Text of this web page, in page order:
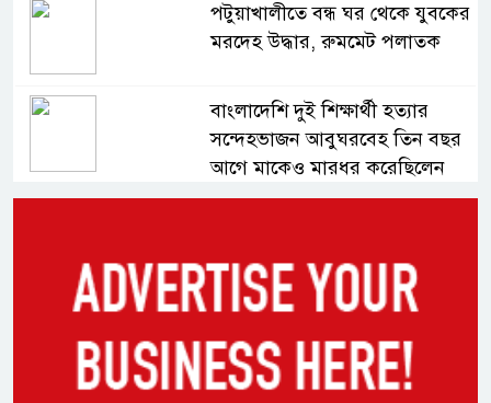
পটুয়াখালীতে বন্ধ ঘর থেকে যুবকের
মরদেহ উদ্ধার, রুমমেট পলাতক
বাংলাদেশি দুই শিক্ষার্থী হত্যার
সন্দেহভাজন আবুঘরবেহ তিন বছর
আগে মাকেও মারধর করেছিলেন
দুর্জয়কেও আলোচনায় আনতে
বললেন তামিম